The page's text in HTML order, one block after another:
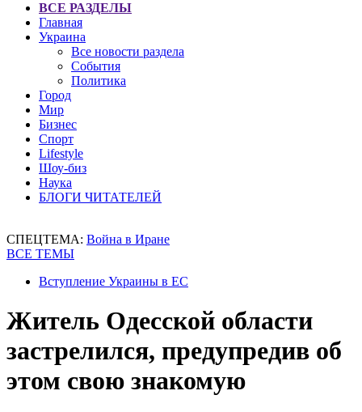
ВСЕ РАЗДЕЛЫ
Главная
Украина
Все новости раздела
События
Политика
Город
Мир
Бизнес
Спорт
Lifestyle
Шоу-биз
Наука
БЛОГИ ЧИТАТЕЛЕЙ
СПЕЦТЕМА: Война в Иране
ВСЕ ТЕМЫ
Вступление Украины в ЕС
Житель Одесской области
застрелился, предупредив об
этом свою знакомую